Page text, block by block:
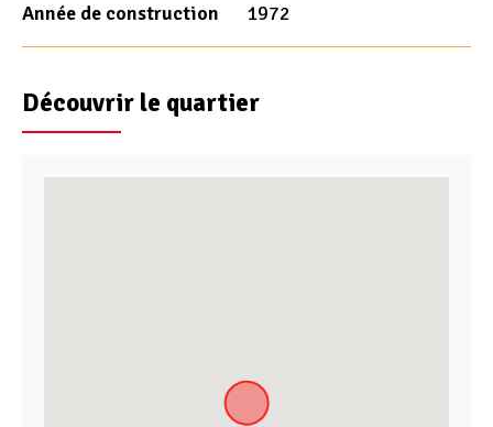
Année de construction 1972
Découvrir le quartier